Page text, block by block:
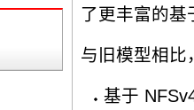
了更丰富的基
与旧模型相比
基于